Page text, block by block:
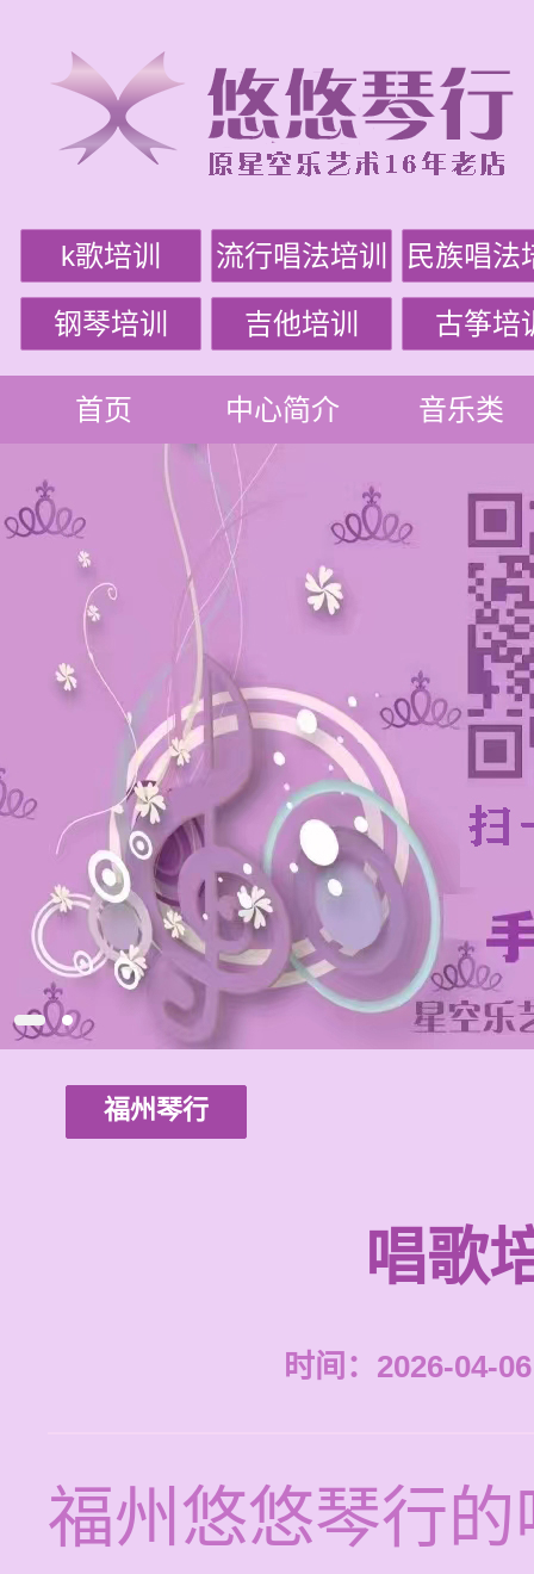
k歌培训 流行唱法培训 民族唱法
钢琴培训 吉他培训 古筝培
首页 中心简介 音乐类
福州琴行
唱歌
时间：2026-04-
福州悠悠琴行